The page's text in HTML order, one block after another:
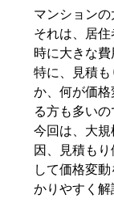
マンションの
それは、居
時に大きな費
特に、見積
か、何が価
る方も多いの
今回は、大
因、見積も
して価格変
かりやすく解